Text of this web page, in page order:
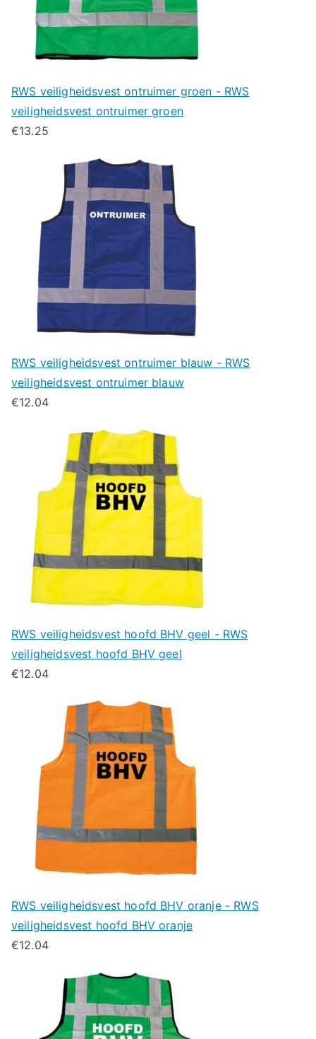
RWS veiligheidsvest ontruimer groen - RWS
veiligheidsvest ontruimer groen
€13.25
RWS veiligheidsvest ontruimer blauw - RWS
veiligheidsvest ontruimer blauw
€12.04
RWS veiligheidsvest hoofd BHV geel - RWS
veiligheidsvest hoofd BHV geel
€12.04
RWS veiligheidsvest hoofd BHV oranje - RWS
veiligheidsvest hoofd BHV oranje
€12.04